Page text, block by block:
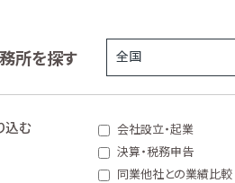
所を探す
込む 会社設立・起業
決算・税務申告
同業他社との業績比較